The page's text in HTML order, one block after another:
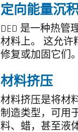
定向能量沉积
DED 是一种热
材料上。 这允许
修复或加固它们。
材料挤压
材料挤压是将材
制造类型，可用
料、蜡，甚至液